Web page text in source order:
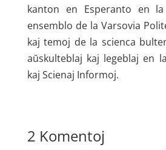
kanton en Esperanto en
ensemblo de la Varsovia
kaj temoj de la scienca
aŭskulteblaj kaj legeblaj en
kaj Scienaj Informoj.
2 Komentoj